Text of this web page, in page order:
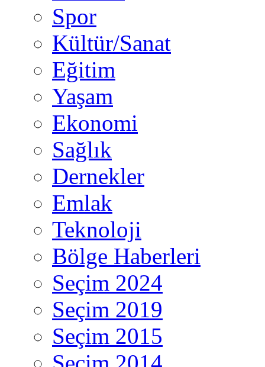
Spor
Kültür/Sanat
Eğitim
Yaşam
Ekonomi
Sağlık
Dernekler
Emlak
Teknoloji
Bölge Haberleri
Seçim 2024
Seçim 2019
Seçim 2015